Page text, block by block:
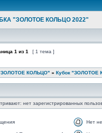
"ЗОЛОТОЕ КОЛЬЦО 2022"
1 из 1 [ 1 тема ]
КОЛЬЦО" » Кубок "ЗОЛОТОЕ
нет зарегистрированных
Нет